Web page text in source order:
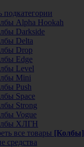
подкатегории
Alpha Hookah
Darkside
Delta
Drop
Edge
Level
Mini
Push
Space
Strong
Vogue
ХЛГН
все товары [Колбы]
средства